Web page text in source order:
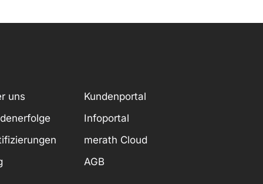
uns
Kundenportal
Infoportal
merath Cloud
AGB